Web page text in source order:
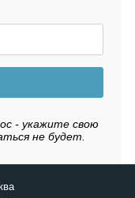
- укажите свою
не будет.